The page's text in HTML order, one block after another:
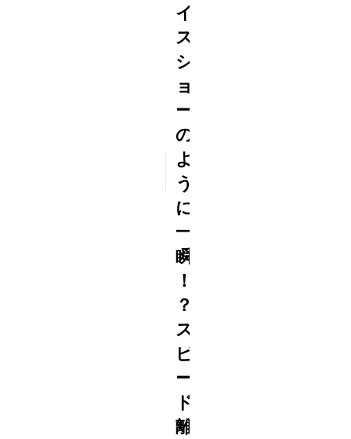
イ
ス
シ
ョ
ー
の
よ
う
に
一
瞬
！
？
ス
ピ
ー
ド
離